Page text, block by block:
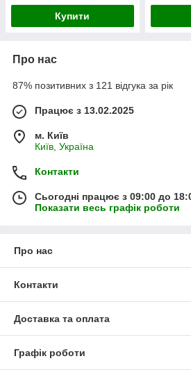
Купити
Про нас
87% позитивних з 121 відгука за рік
Працює з 13.02.2025
м. Київ
Київ, Україна
Контакти
Сьогодні працює з 09:00 до
Показати весь графік роботи
Про нас
Контакти
Доставка та оплата
Графік роботи